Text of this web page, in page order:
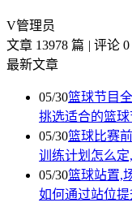
V管理员
文章 13978 篇
评论 0
最新文章
05/30篮球节目
挑选适合的篮
05/30篮球比赛
训练计划怎么
05/30篮球站置,
如何通过站位